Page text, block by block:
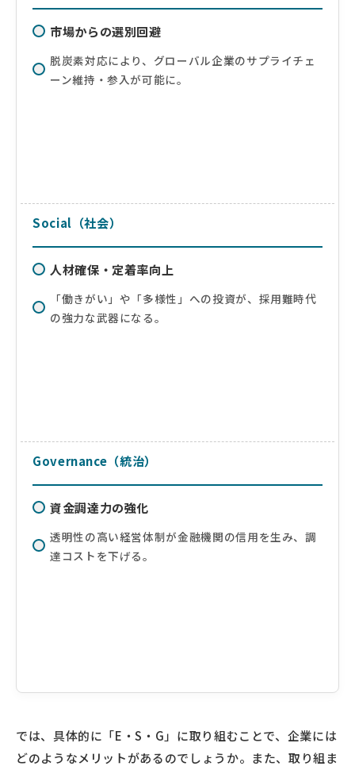
市場からの選別回避
脱炭素対応により、グローバル企業のサプライチェ
ーン維持・参入が可能に。
Social（社会）
人材確保・定着率向上
「働きがい」や「多様性」への投資が、採用難時代
の強力な武器になる。
Governance（統治）
資金調達力の強化
透明性の高い経営体制が金融機関の信用を生み、調
達コストを下げる。
では、具体的に「E・S・G」に取り組むことで、企業には
どのようなメリットがあるのでしょうか。また、取り組ま